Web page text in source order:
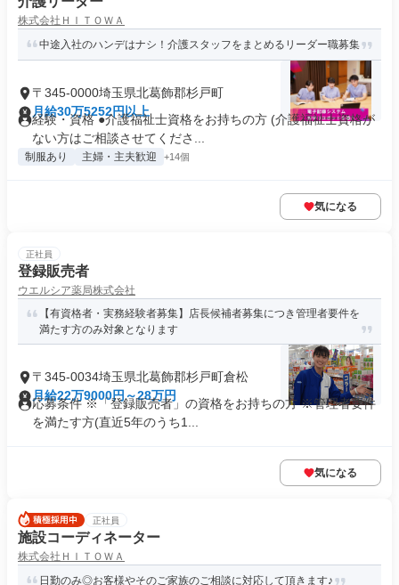
株式会社ＨＩＴＯＷＡ
中途入社のハンデはナシ！介護スタッフをまとめるリーダー職募集
〒345-0000埼玉県北葛飾郡杉戸町
月給30万5252円以上
経験・資格 ●介護福祉士資格をお持ちの方 (介護福祉士資格が
ない方はご相談させてくださ...
制服あり 主婦・主夫歓迎 +14個
気になる
正社員
登録販売者
ウエルシア薬局株式会社
【有資格者・実務経験者募集】店長候補者募集につき管理者要件を
満たす方のみ対象となります
〒345-0034埼玉県北葛飾郡杉戸町倉松
月給22万9000円～28万円
応募条件 ※「登録販売者」の資格をお持ちの方 ※管理者要件
を満たす方(直近5年のうち1...
気になる
正社員
施設コーディネーター
株式会社ＨＩＴＯＷＡ
日勤のみ◎お客様やそのご家族のご相談に対応して頂きます♪